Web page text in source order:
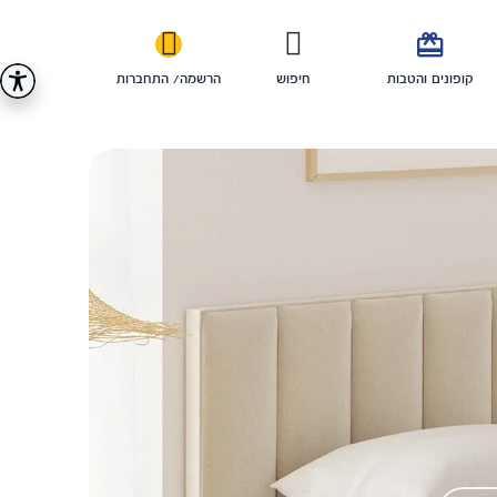

קופונים והטבות חיפוש הרשמה/ התחברות